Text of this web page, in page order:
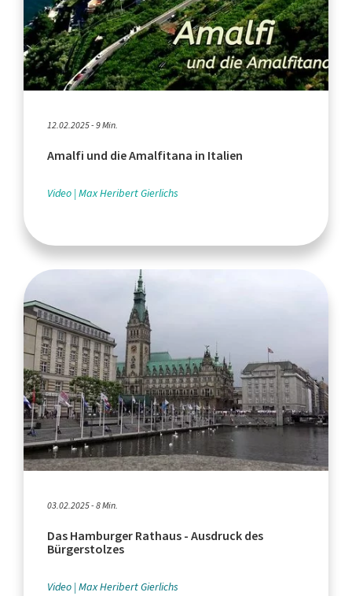
12.02.2025 - 9 Min.
Amalfi und die Amalfitana in Italien
Video Max Heribert Gierlichs
03.02.2025 - 8 Min.
Das Hamburger Rathaus - Ausdruck des
Bürgerstolzes
Video Max Heribert Gierlichs